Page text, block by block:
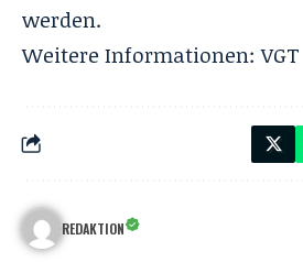
werden.
Weitere Informationen:VGT
REDAKTION